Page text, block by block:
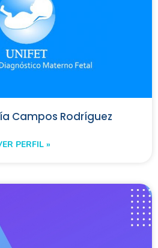
Campos Rodríguez
PERFIL »